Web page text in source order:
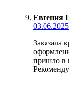
Евгения
03.06.2025
Заказала
пришло в